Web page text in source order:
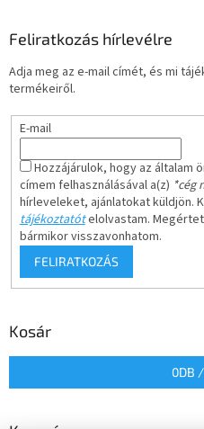
Feliratkozás hírlevélre
Adja meg az e-mail címét, és mi
termékeiről.
E-mail
Hozzájárulok, hogy az általam
címem felhasználásával a(z) *cég
hírleveleket, ajánlatokat küldjön.
tájékoztatótelolvastam.
bármikor visszavonhatom.
FELIRATKOZÁS
Kosár
0DB /